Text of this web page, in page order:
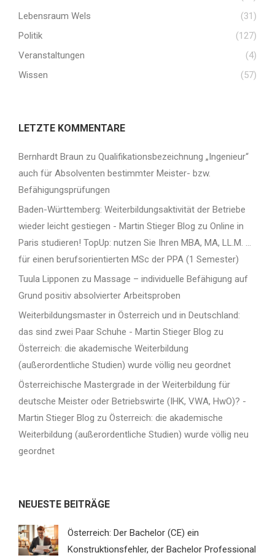
Lebensraum Wels
(31)
Politik
(127)
Veranstaltungen
(4)
Wissen
(57)
LETZTE KOMMENTARE
Bernhardt Braun zu Qualifikationsbezeichnung „Ingenieur“
auch für Absolventen bestimmter Meister- bzw.
Befähigungsprüfungen
Baden-Württemberg: Weiterbildungsaktivität der Betriebe
wieder leicht gestiegen - Martin Stieger Blog zu Online in
Paris studieren! TopUp: nutzen Sie Ihren MBA, MA, LL.M. …
für einen berufsorientierten MSc der PPA (1 Semester)
Tuula Lipponen zu Massage – individuelle Befähigung auf
Grund positiv absolvierter Arbeitsproben
Weiterbildungsmaster in Österreich und in Deutschland:
das sind zwei Paar Schuhe - Martin Stieger Blog zu
Österreich: die akademische Weiterbildung
(außerordentliche Studien) wurde völlig neu geordnet
Österreichische Mastergrade in der Weiterbildung für
deutsche Meister oder Betriebswirte (IHK, VWA, HwO)? -
Martin Stieger Blog zu Österreich: die akademische
Weiterbildung (außerordentliche Studien) wurde völlig neu
geordnet
NEUESTE BEITRÄGE
Österreich: Der Bachelor (CE) ein
Konstruktionsfehler, der Bachelor Professional